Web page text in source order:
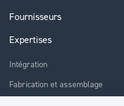
Fournisseurs
Expertises
Intégration
Fabrication et assemblage